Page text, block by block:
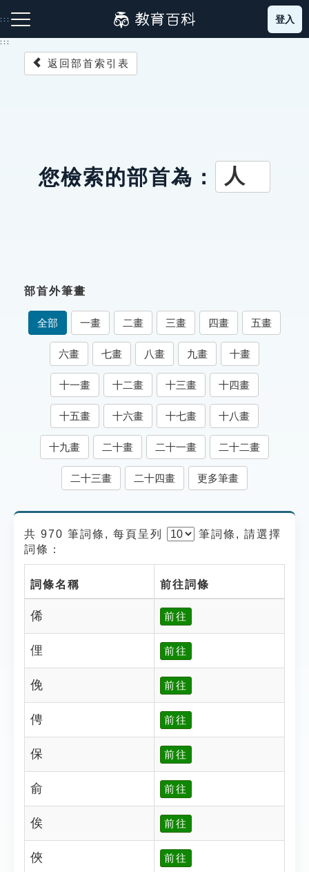
到
主
:::
成語故事
索引選單
知識索引
單字索引
生命大百科索引
遊戲專區
貓頭鷹博士
登入
:::
返回部首索引表
您檢索的部首為： 人
部首外筆畫
全部 一畫 二畫 三畫 四畫 五畫
六畫 七畫 八畫 九畫 十畫
十一畫 十二畫 十三畫 十四畫
十五畫 十六畫 十七畫 十八畫
十九畫 二十畫 二十一畫 二十二畫
二十三畫 二十四畫 更多筆畫
共 970 筆詞條, 每頁呈列 筆詞條, 請選擇
詞條：
詞條名稱 前往詞條
俙 前往
俚 前往
俛 前往
俜 前往
保 前往
俞 前往
俟 前往
俠 前往